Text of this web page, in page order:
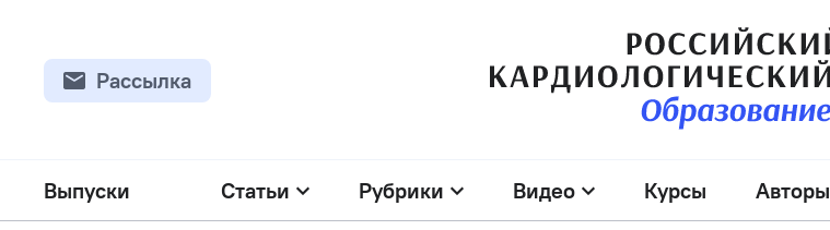
Рассылка
Выпуски Статьи Рубрики Видео Курсы Авторы